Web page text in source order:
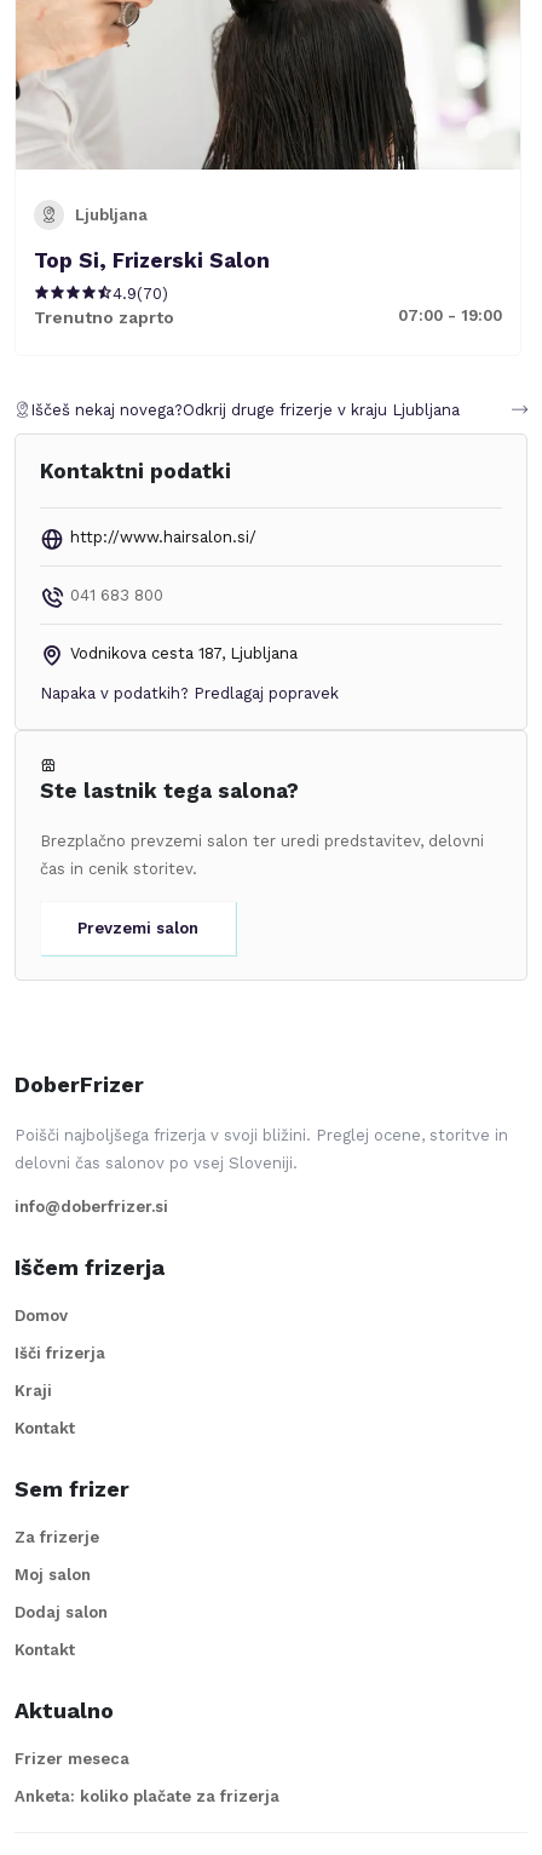
Ljubljana
Top Si, Frizerski Salon
4.9(70)
Trenutno zaprto 07:00 - 19:00
Iščeš nekaj novega?Odkrij druge frizerje v kraju Ljubljana
Kontaktni podatki
http://www.hairsalon.si/
041 683 800
Vodnikova cesta 187, Ljubljana
Napaka v podatkih? Predlagaj popravek
Ste lastnik tega salona?
Brezplačno prevzemi salon ter uredi predstavitev, delovni
čas in cenik storitev.
Prevzemi salon
DoberFrizer
Poišči najboljšega frizerja v svoji bližini. Preglej ocene, storitve in
delovni čas salonov po vsej Sloveniji.
info@doberfrizer.si
Iščem frizerja
Domov
Išči frizerja
Kraji
Kontakt
Sem frizer
Za frizerje
Moj salon
Dodaj salon
Kontakt
Aktualno
Frizer meseca
Anketa: koliko plačate za frizerja